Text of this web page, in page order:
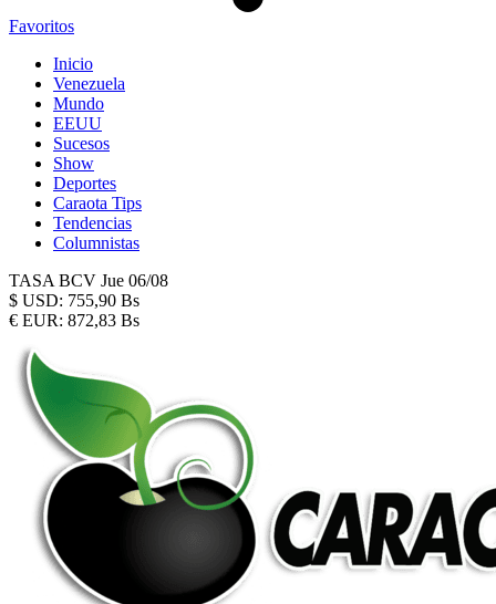
Favoritos
Inicio
Venezuela
Mundo
EEUU
Sucesos
Show
Deportes
Caraota Tips
Tendencias
Columnistas
TASA BCV Jue 06/08
$ USD: 755,90 Bs
€ EUR: 872,83 Bs